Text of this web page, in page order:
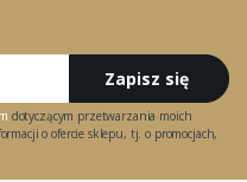
Zapisz się
dotyczącym przetwarzania moich
o ofercie sklepu, tj. o promocjach,